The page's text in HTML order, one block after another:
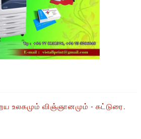
உலகமும் விஞ்ஞானமும் - கட்டுரை.